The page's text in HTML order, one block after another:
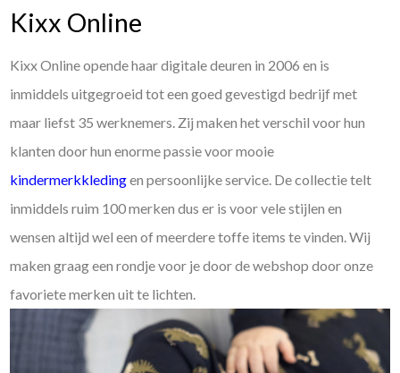
Kixx Online
Kixx Online opende haar digitale deuren in 2006 en is
inmiddels uitgegroeid tot een goed gevestigd bedrijf met
maar liefst 35 werknemers. Zij maken het verschil voor hun
klanten door hun enorme passie voor mooie
kindermerkkledingen persoonlijke service. De collectie telt
inmiddels ruim 100 merken dus er is voor vele stijlen en
wensen altijd wel een of meerdere toffe items te vinden. Wij
maken graag een rondje voor je door de webshop door onze
favoriete merken uit te lichten.